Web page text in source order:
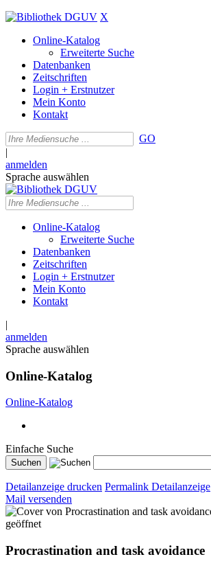
X
Online-Katalog
Erweiterte Suche
Datenbanken
Zeitschriften
Login + Erstnutzer
Mein Konto
Kontakt
GO
|
anmelden
Sprache auswählen
Online-Katalog
Erweiterte Suche
Datenbanken
Zeitschriften
Login + Erstnutzer
Mein Konto
Kontakt
|
anmelden
Sprache auswählen
Online-Katalog
Online-Katalog
Einfache Suche
Detailanzeige drucken Permalink Detailanzeige
Mail versenden
geöffnet
Procrastination and task avoidance